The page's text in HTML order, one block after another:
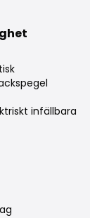
infällbara